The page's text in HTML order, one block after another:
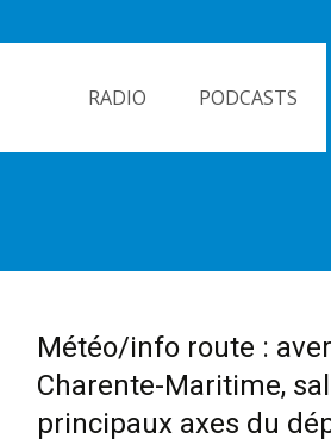
RADIO PODCASTS
Météo/info route :
Charente-Maritime,
principaux axes du